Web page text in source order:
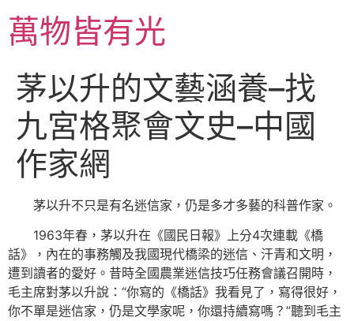
主萬物皆有光
茅以升的文藝涵養–找
九宮格聚會文史–中國
作家網
茅以升不只是有名迷信家，仍是多才多藝的科普作家。
1963年春，茅以升在《國民日報》上分4次連載《橋
話》，內在的事務觸及我國現代橋梁的迷信、汗青和文明，
遭到讀者的愛好。昔時全國農業迷信技巧任務會議召開時，
毛主席對茅以升說：“你寫的《橋話》我看見了，寫得很好，
你不單是迷信家，仍是文學家呢，你還持續寫嗎？”聽到毛主